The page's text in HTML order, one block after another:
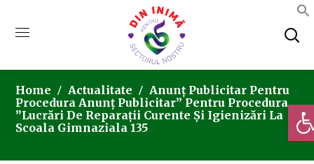
Home Actualitate
Anunț Publicitar Pentru
Procedura Anunț Publicitar” Pentru Procedura
”Lucrări De Reparații Curente Și Igienizări La
Scoala Gimnaziala 135